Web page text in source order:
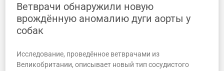
Ветврачи обнаружили новую
врождённую аномалию дуги аорты у
собак
Исследование, проведённое ветврачами из
Великобритании, описывает новый тип сосудистого